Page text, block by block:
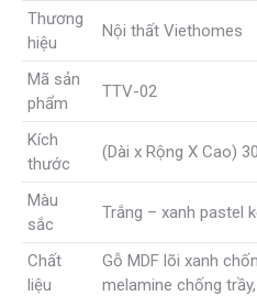
Thương
hiệu
Nội thất Viethomes
Mã sản
phẩm
TTV-02
Kích
thước
(Dài x Rộng X Cao)
Màu
sắc
Trắng – xanh pastel
Chất
liệu
Gỗ MDF lõi xanh
melamine chống